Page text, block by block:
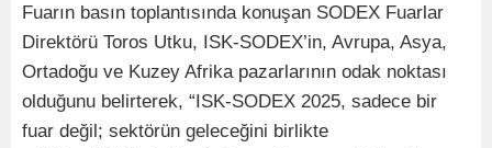
Fuarın basın toplantısında konuşan SODEX Fuarlar
Direktörü Toros Utku, ISK-SODEX’in, Avrupa, Asya,
Ortadoğu ve Kuzey Afrika pazarlarının odak noktası
olduğunu belirterek, “ISK-SODEX 2025, sadece bir
fuar değil; sektörün geleceğini birlikte